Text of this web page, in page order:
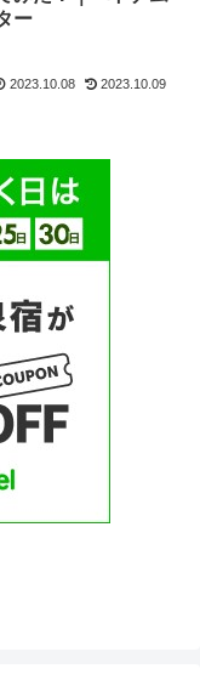
ー
2023.10.08 2023.10.09